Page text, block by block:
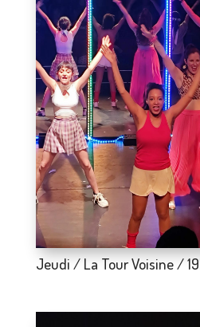
Jeudi / La Tour Voisine /